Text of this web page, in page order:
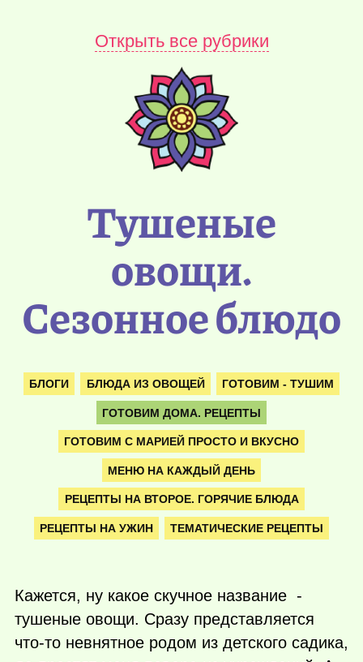
Открыть все рубрики
Тушеные
овощи.
Сезонное блюдо
БЛОГИ БЛЮДА ИЗ ОВОЩЕЙ ГОТОВИМ - ТУШИМ
ГОТОВИМ ДОМА. РЕЦЕПТЫ
ГОТОВИМ С МАРИЕЙ ПРОСТО И ВКУСНО
МЕНЮ НА КАЖДЫЙ ДЕНЬ
РЕЦЕПТЫ НА ВТОРОЕ. ГОРЯЧИЕ БЛЮДА
РЕЦЕПТЫ НА УЖИН ТЕМАТИЧЕСКИЕ РЕЦЕПТЫ
Кажется, ну какое скучное название -
тушеные овощи. Сразу представляется
что-то невнятное родом из детского садика,